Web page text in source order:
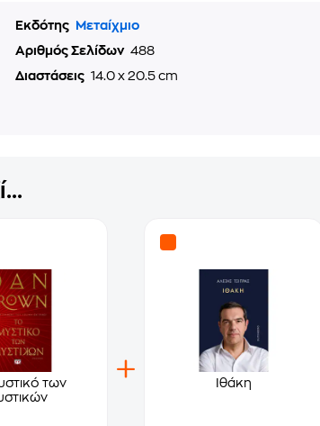
Εκδότης
Μεταίχμιο
Αριθμός Σελίδων 488
Διαστάσεις 14.0 x 20.5 cm
των
Ιθάκη